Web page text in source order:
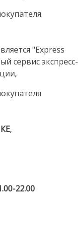
"Express
сервис экспресс-
,
22.00